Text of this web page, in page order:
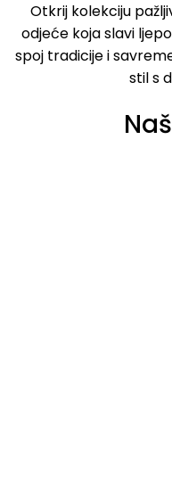
Otkrij kolekciju
odjeće koja slavi
spoj tradicije i
stil s